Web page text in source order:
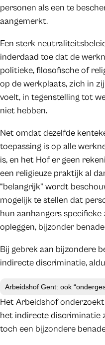
personen als een te
aangemerkt.
Een sterk
inderdaad toe dat de
politieke, filosofische of
op de werkplaats, zich in
voelt, in tegenstelling tot
niet hebben.
Net omdat dezelfde
toepassing is op alle
is, en het Hof er geen
een religieuze praktijk al
“belangrijk” wordt
mogelijk te stellen dat
hun aanhangers
opleggen, bijzonder
Bij gebrek aan bijzondere
indirecte discriminatie,
Arbeidshof Gent: ook
Het Arbeidshof
het indirecte discriminatie
toch een bijzondere